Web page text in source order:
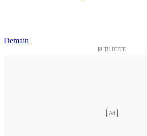
Demain